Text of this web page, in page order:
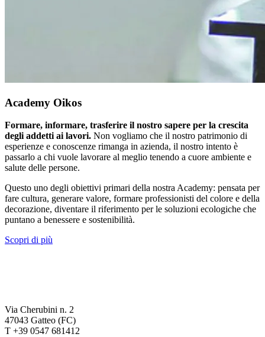
Academy Oikos
Formare, informare, trasferire il nostro sapere per la crescita
degli addetti ai lavori. Non vogliamo che il nostro patrimonio di
esperienze e conoscenze rimanga in azienda, il nostro intento è
passarlo a chi vuole lavorare al meglio tenendo a cuore ambiente e
salute delle persone.
Questo uno degli obiettivi primari della nostra Academy: pensata per
fare cultura, generare valore, formare professionisti del colore e della
decorazione, diventare il riferimento per le soluzioni ecologiche che
puntano a benessere e sostenibilità.
Scopri di più
Via Cherubini n. 2
47043 Gatteo (FC)
T +39 0547 681412